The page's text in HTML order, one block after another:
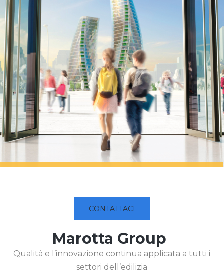
CONTATTACI
Marotta Group
Qualità e l’innovazione continua applicata a tutti i
settori dell’edilizia